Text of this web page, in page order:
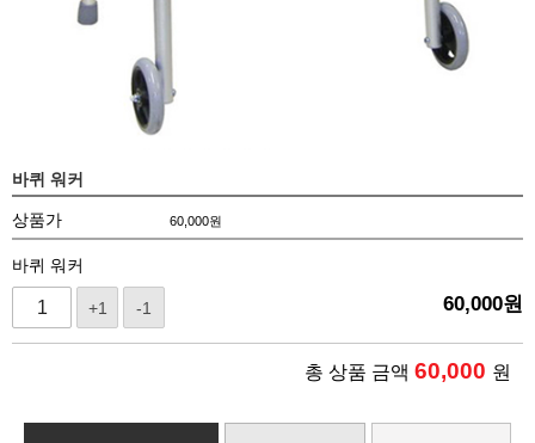
바퀴 워커
상품가 60,000원
바퀴 워커
+1 -1 60,000원
총 상품 금액 60,000 원